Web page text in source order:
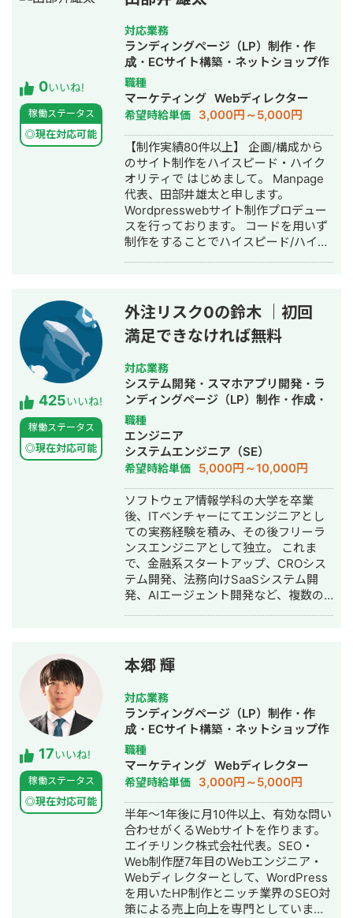
ト以上、250社を超える企業のWeb制
作と事業成長支援に携わってまいりま
した。Wixの認定パートナーとして国
内最高位の「レジェンドレベル」、そ
してWix Studioの国内導入実績No.1と
いう評価をいただいております。 私が
何より大切にしているのは、「作って
終わり」にしないことです。ホームペ
ージは公開してからが本番で、24時間
働く営業マンとして成果を生み続ける
設計こそが価値だと考えています。デ
ザインだけでなくSEO・マーケティン
グまで一気通貫で、お客様の事業成長
に本気で伴走することを信条としてい
ます。 Wixのこと、Web集客のこと、
そして「成果の出るサイト」づくりに
ついて、現場で得た一次情報をこれか
0いいね!
稼働ステータス
◎現在対応可能
対応業務
ランディングページ（LP）制作・作
成・ECサイト構築・ネットショップ作
成代行・SNS運用代行・ホームページ
制作・作成・動画制作・動画編集・営
業代行
職種
マーケティング Webディレクター
希望時給単価 3,000円～5,000円
【制作実績80件以上】 企画/構成から
のサイト制作をハイスピード・ハイク
オリティで はじめまして。 Manpage
代表、田部井雄太と申します。
Wordpresswebサイト制作プロデュー
スを行っております。 コードを用いず
制作をすることでハイスピード/ハイク
額費用の一切かからないサイト制作を
行なっております。 制作実績はこちら
です。 アフロリゾート様
グプラス様 http://whitening-plus.net/
山陽重機株式会社様
http://xs895320.xsrv.jp/ 有限会社KYK
様 http://ks211228.wpx.jp/ etc.... 迅速
なレスポンスかつ真摯な対応を心がけ
ております。 ご縁をいただけた際には
末永くお付き合いができれば幸甚で
す。 どうぞよろしくお願い致します。
土日休日や深夜早朝など、 お客様のニ
ーズにできる限り柔軟に対応させてい
ただきます。 お急ぎの案件等もお気軽
にご相談ください。 ちなみに仕事とは
関係ないのですが、
2020/12/15~2021/8/28でヒッチハイク
で47都道府県を縦断しております。 ど
の県出身の方にも話題を合わせられま
す笑 よろしくお願い致します！
425いいね!
稼働ステータス
◎現在対応可能
外注リスク0の鈴木 ｜初回
満足できなければ無料
対応業務
システム開発・スマホアプリ開発・ラ
ンディングページ（LP）制作・作成・
ECサイト構築・ネットショップ作成代
行・SEO対策・新規事業立上・SNS運
用代行・記事作成代行・ライティン
グ・翻訳・ホームページ制作・作成・
バナー制作・デザイン・ロゴデザイ
ン・作成・イラスト制作・動画制作・
動画編集・AI活用
職種
エンジニア
システムエンジニア（SE）
希望時給単価 5,000円～10,000円
ソフトウェア情報学科の大学を卒業
後、ITベンチャーにてエンジニアとし
ての実務経験を積み、その後フリーラ
ンスエンジニアとして独立。 これま
で、金融系スタートアップ、CROシス
テム開発、法務向けSaaSシステム開
発、AIエージェント開発など、複数の
得意としており、要件定義、設計、実
装、本番リリース、運用改善まで一貫
して対応しています。 特に、仕様が複
雑な業務システムや、要件がまだ固ま
りきっていない新規開発において、事
業目的を整理しながら、正確にスピー
ド感を持って形にしていくことを強み
としています。 いまはスタートアップ
案件にてAIエージェント開発にも携わ
っており、AI活用した業務効率化、新
機能開発、既存プロダクトへのAI機能
の組み込みなどにも対応しています。
単純に言われたものを作るだけではな
く、事業として使える形に落とし込む
ことを重視し、開発の初期段階からリ
リース後の運用まで伴走しています。
17いいね!
稼働ステータス
◎現在対応可能
本郷 輝
対応業務
ランディングページ（LP）制作・作
成・ECサイト構築・ネットショップ作
成代行・SEO対策・記事作成代行・ラ
イティング・ホームページ制作・作
成・オウンドメディア制作・構築・運
用代行
職種
マーケティング Webディレクター
希望時給単価 3,000円～5,000円
半年～1年後に月10件以上、有効な問い
合わせがくるWebサイトを作ります。
エイチリンク株式会社代表。SEO・
Web制作歴7年目のWebエンジニア・
Webディレクターとして、WordPress
を用いたHP制作とニッチ業界のSEO対
策による売上向上を専門としていま